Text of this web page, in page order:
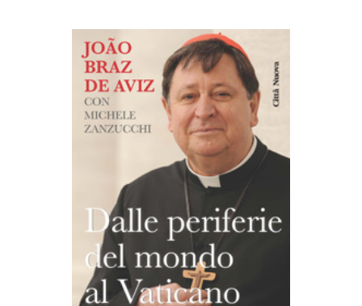
AGGIUNGI AL CARRELLO